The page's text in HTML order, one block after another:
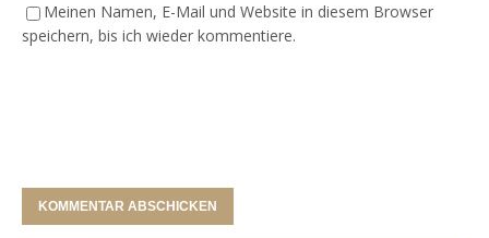
Meinen Namen, E-Mail und Website in diesem Browser
speichern, bis ich wieder kommentiere.